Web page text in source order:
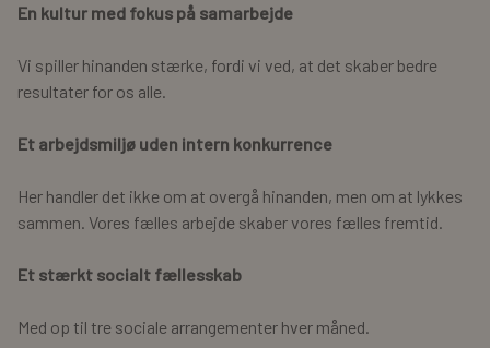
En kultur med fokus på samarbejde
Vi spiller hinanden stærke, fordi vi ved, at det skaber bedre
resultater for os alle.
Et arbejdsmiljø uden intern konkurrence
Her handler det ikke om at overgå hinanden, men om at lykkes
sammen. Vores fælles arbejde skaber vores fælles fremtid.
Et stærkt socialt fællesskab
Med op til tre sociale arrangementer hver måned.